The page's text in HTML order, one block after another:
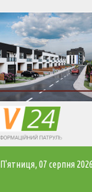
П'ятниця, 07 серпня